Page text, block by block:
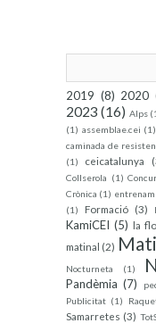
2019 (8) 2020
2023 (16) Alps
(1) assemblae.cei (1)
caminada de
(1)
ceicatalunya
Collserola (1)
Crònica (1)
(1)
Formació (3)
KamiCEI (5) la
matinal (2)
Nocturneta
(1)
Pandèmia (7)
Publicitat (1)
Samarretes (3)